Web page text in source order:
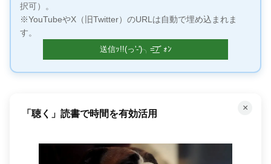
択可）。
※YouTubeやX（旧Twitter）のURLは自動で埋め込まれま
す。
×
「聴く」読書で時間を有効活用